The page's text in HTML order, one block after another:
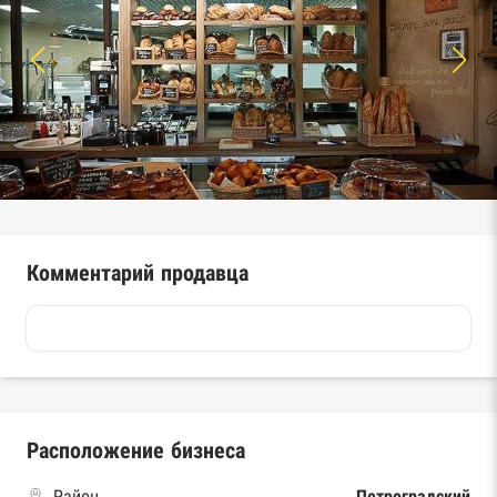
Комментарий продавца
Расположение бизнеса